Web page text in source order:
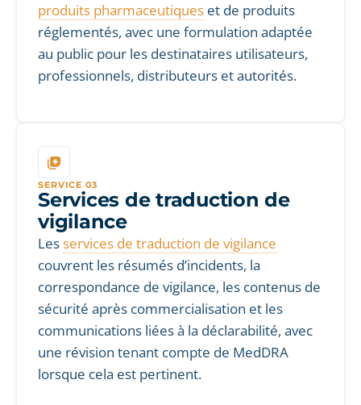
produits pharmaceutiques et de produits
réglementés, avec une formulation adaptée
au public pour les destinataires utilisateurs,
professionnels, distributeurs et autorités.
SERVICE 03
Services de traduction de
vigilance
Lesservices de traduction de vigilance
couvrent les résumés d’incidents, la
correspondance de vigilance, les contenus de
sécurité après commercialisation et les
communications liées à la déclarabilité, avec
une révision tenant compte de MedDRA
lorsque cela est pertinent.